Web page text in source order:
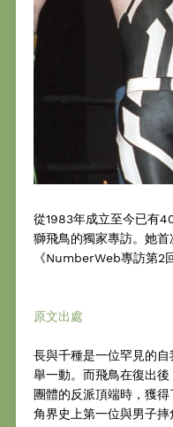
從1983年成立至今已有
獅飛鳥的獨家專訪。她首
《NumberWeb專訪第2
原文出處
長與千種是一位罕見的
舉一動。而飛鳥在復出
團體的反派頂端時，獲
角界史上第一位與男子摔